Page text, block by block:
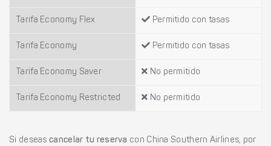
Tarifa Economy Flex Permitido con tasas
Tarifa Economy Permitido con tasas
Tarifa Economy Saver No permitido
Tarifa Economy Restricted No permitido
Si deseas cancelar tu reserva con China Southern Airlines, por